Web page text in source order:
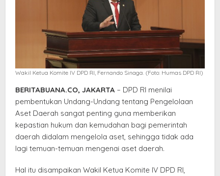
Wakil Ketua Komite IV DPD RI, Fernando Sinaga. (Foto: Humas DPD RI)
BERITABUANA.CO, JAKARTA – DPD RI menilai
pembentukan Undang-Undang tentang Pengelolaan
Aset Daerah sangat penting guna memberikan
kepastian hukum dan kemudahan bagi pemerintah
daerah didalam mengelola aset, sehingga tidak ada
lagi temuan-temuan mengenai aset daerah.
Hal itu disampaikan Wakil Ketua Komite IV DPD RI,